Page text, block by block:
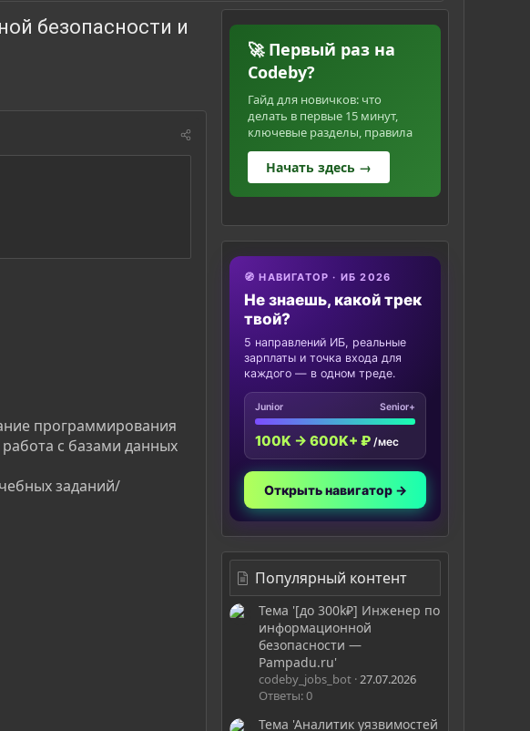
безопасности и
программирования
работа с базами данных
заданий/
🚀 Первый раз на
Codeby?
Гайд для новичков: что
делать в первые 15 минут,
ключевые разделы, правила
Начать здесь →
🧭 НАВИГАТОР · ИБ 2026
Не знаешь, какой трек
твой?
5 направлений ИБ, реальные
зарплаты и точка входа для
каждого — в одном треде.
Junior Senior+
100K → 600K+ ₽ /мес
Открыть навигатор →
Популярный контент
Тема '[до 300k₽] Инженер по
информационной
безопасности —
Pampadu.ru'
codeby_jobs_bot 27.07.2026
Ответы: 0
Тема 'Аналитик уязвимостей